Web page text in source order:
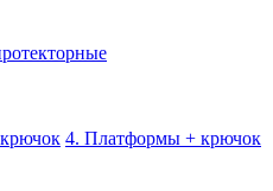
4. Платформы + крючок